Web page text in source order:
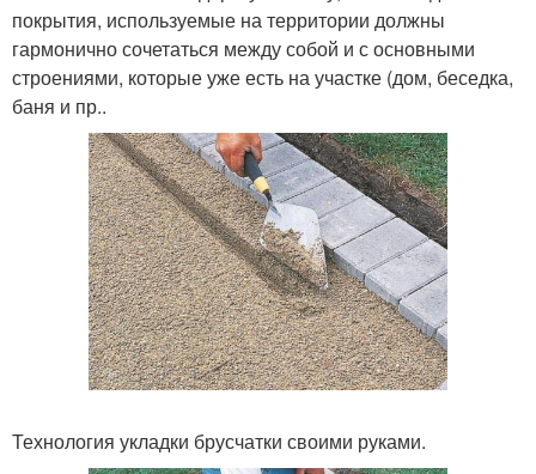
покрытия, используемые на территории должны
гармонично сочетаться между собой и с основными
строениями, которые уже есть на участке (дом, беседка,
баня и пр..
Технология укладки брусчатки своими руками.